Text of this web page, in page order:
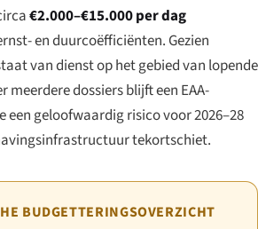
€2.000–€15.000 per dag
en duurcoëfficiënten. Gezien
van dienst op het gebied van lopende
meerdere dossiers blijft een EAA-
een geloofwaardig risico voor 2026–28
tekortschiet.
BUDGETTERINGSOVERZICHT